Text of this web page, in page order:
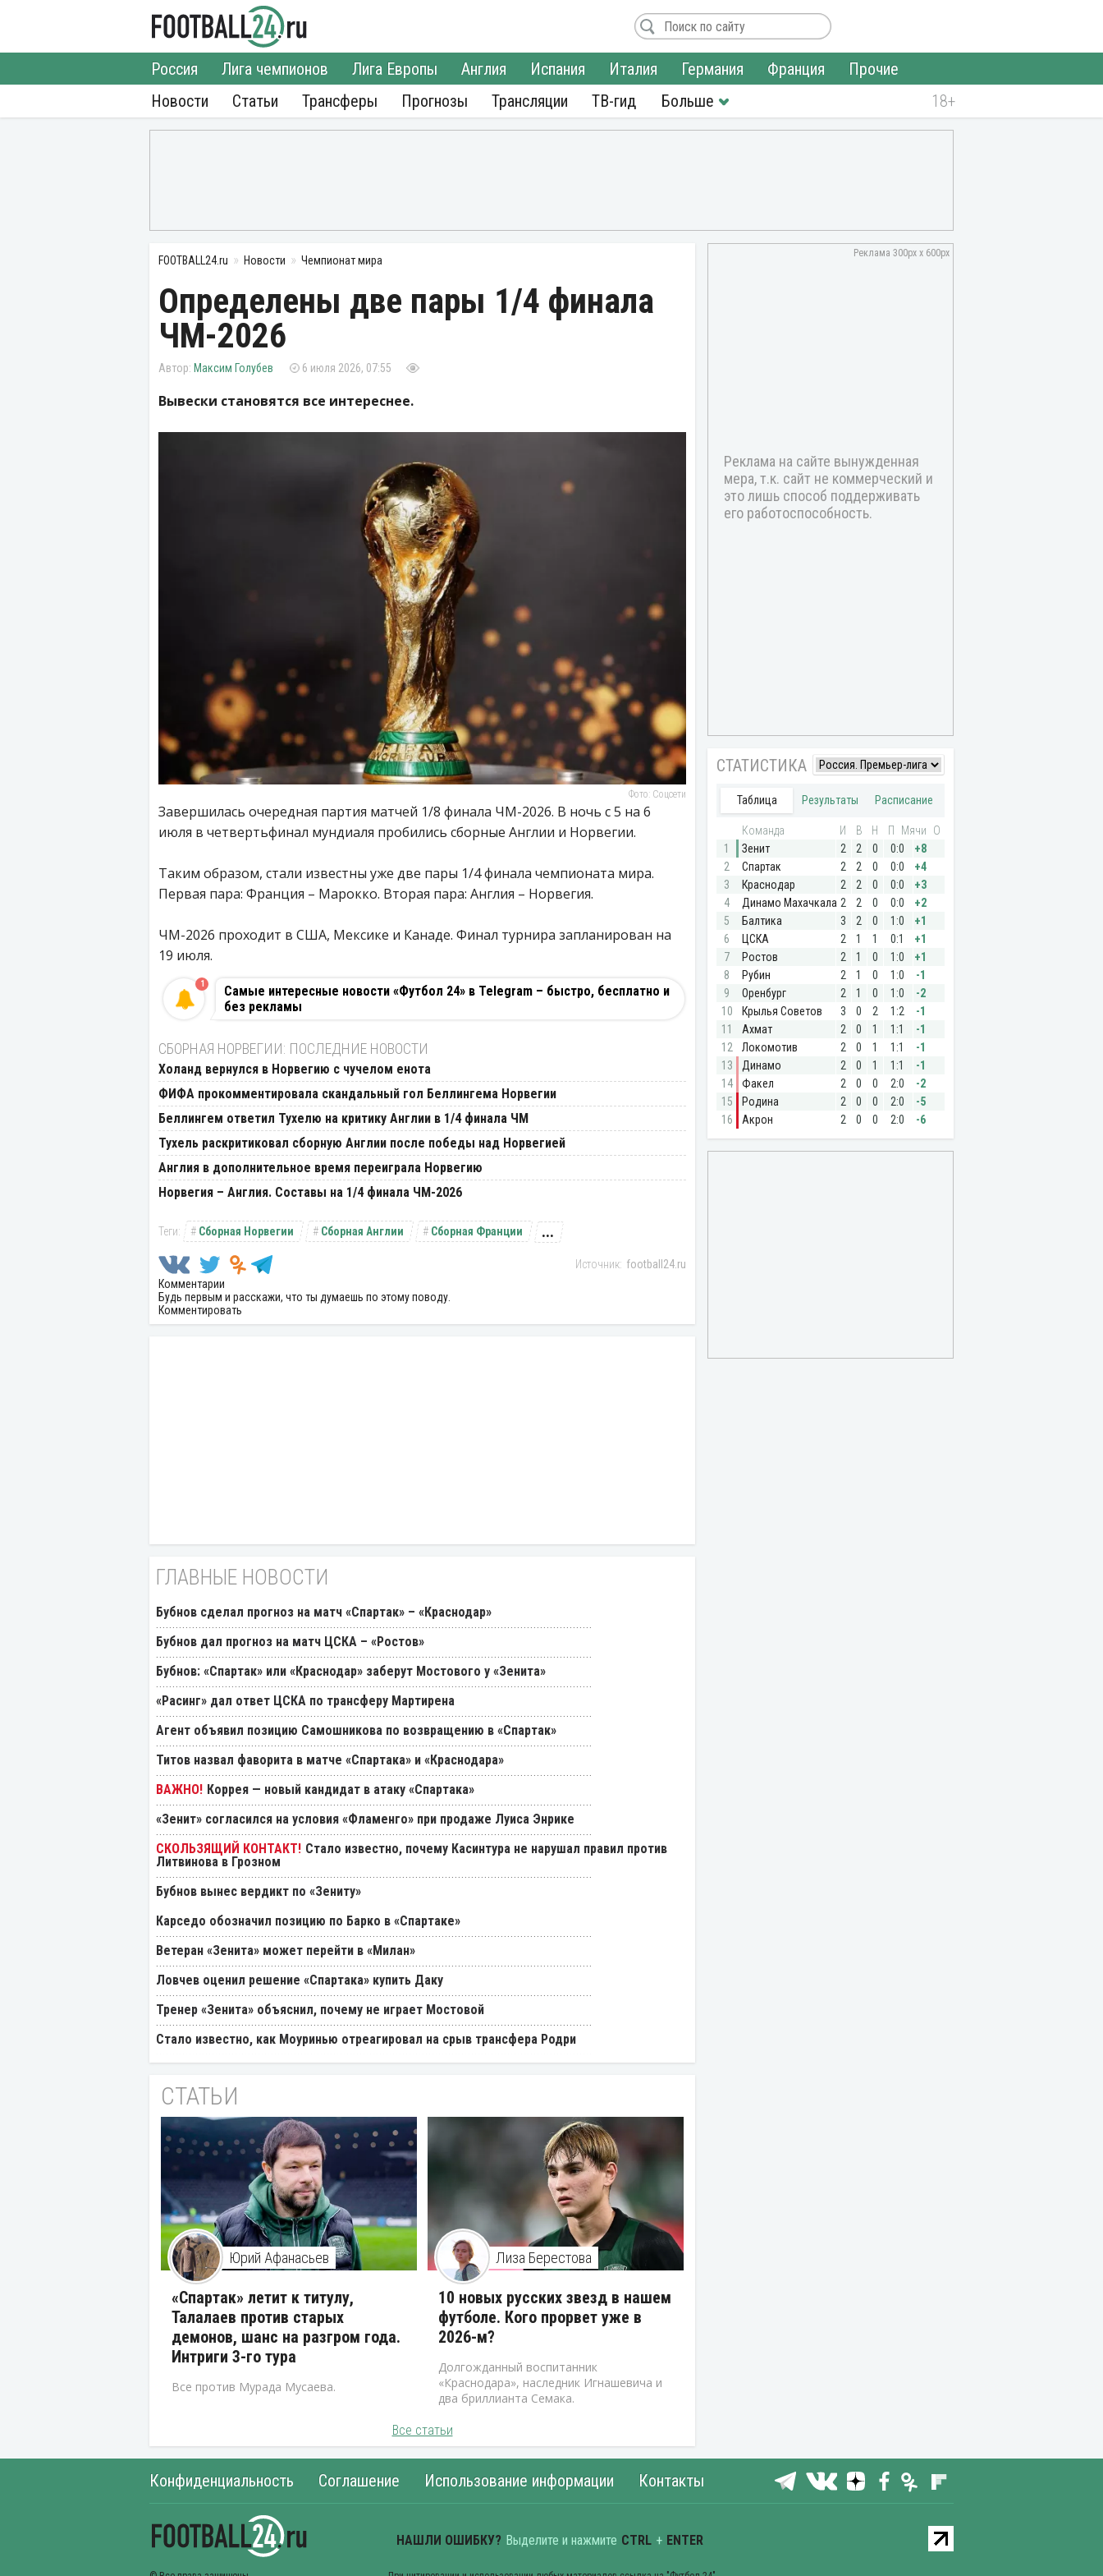
Новости
Россия Лига чемпионов Лига Европы Англия Испания Италия Германия Франция
Прочие
Статьи
Трансферы Прогнозы Трансляции ТВ-гид
FOOTBALL24.ru Новости Чемпионат мира
Определены две пары 1/4 финала
ЧМ-2026
Максим Голубев 6 июля 2026, 07:55
Вывески становятся все интереснее.
Фото: Соцсети
Завершилась очередная партия матчей 1/8 финала ЧМ-2026. В ночь с 5 на 6
июля в четвертьфинал мундиаля пробились сборные Англии и Норвегии.
Таким образом, стали известны уже две пары 1/4 финала чемпионата мира.
Первая пара: Франция – Марокко. Вторая пара: Англия – Норвегия.
ЧМ-2026 проходит в США, Мексике и Канаде. Финал турнира запланирован на
19 июля.
Самые интересные новости «Футбол 24» в Telegram – быстро, бесплатно и
без рекламы
1
СБОРНАЯ НОРВЕГИИ: ПОСЛЕДНИЕ НОВОСТИ
Холанд вернулся в Норвегию с чучелом енота
ФИФА прокомментировала скандальный гол Беллингема Норвегии
Беллингем ответил Тухелю на критику Англии в 1/4 финала ЧМ
Тухель раскритиковал сборную Англии после победы над Норвегией
Англия в дополнительное время переиграла Норвегию
Норвегия – Англия. Составы на 1/4 финала ЧМ-2026
Сборная Норвегии Сборная Англии Сборная Франции ...
football24.ru
Комментарии
Будь первым и расскажи, что ты думаешь по этому поводу.
Комментировать
ГЛАВНЫЕ НОВОСТИ
Бубнов сделал прогноз на матч «Спартак» – «Краснодар»
Бубнов дал прогноз на матч ЦСКА – «Ростов»
Бубнов: «Спартак» или «Краснодар» заберут Мостового у «Зенита»
«Расинг» дал ответ ЦСКА по трансферу Мартирена
Агент объявил позицию Самошникова по возвращению в «Спартак»
Титов назвал фаворита в матче «Спартака» и «Краснодара»
Коррея — новый кандидат в атаку «Спартака»
«Зенит» согласился на условия «Фламенго» при продаже Луиса Энрике
Стало известно, почему Касинтура не нарушал правил против
Литвинова в Грозном
Бубнов вынес вердикт по «Зениту»
Карседо обозначил позицию по Барко в «Спартаке»
Ветеран «Зенита» может перейти в «Милан»
Ловчев оценил решение «Спартака» купить Даку
Тренер «Зенита» объяснил, почему не играет Мостовой
Стало известно, как Моуринью отреагировал на срыв трансфера Родри
СТАТЬИ
Юрий Афанасьев
«Спартак» летит к титулу,
Талалаев против старых
демонов, шанс на разгром года.
Интриги 3-го тура
Все против Мурада Мусаева.
Лиза Берестова
10 новых русских звезд в нашем
футболе. Кого прорвет уже в
2026-м?
Долгожданный воспитанник
«Краснодара», наследник Игнашевича и
два бриллианта Семака.
Все статьи
Конфиденциальность Соглашение Использование информации Контакты